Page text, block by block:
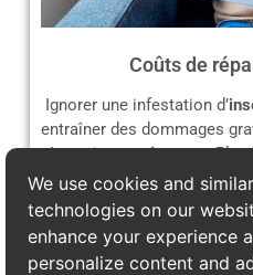
Coûts de
Ignorer une infestation d’
entraîner des dommages
réparations coûteuses.
tardivement, plus les
complexes et onéreux.
We use cookies and similar
technologies on our
enhance your experience
personalize content and